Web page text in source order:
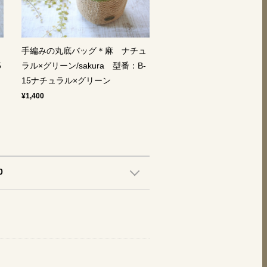
手編みの丸底バッグ＊麻 ナチュ
ラル×グリーン/sakura 型番：B-
15ナチュラル×グリーン
¥1,400